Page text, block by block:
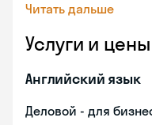
Читать дальше
Услуги и цены
Английский язык
Деловой - для